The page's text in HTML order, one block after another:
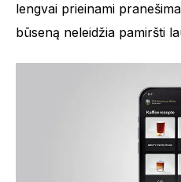
lengvai prieinami
būseną neleidžia pamiršti